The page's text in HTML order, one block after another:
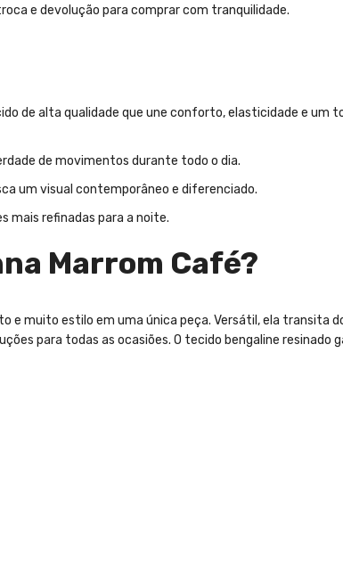
e devolução para comprar com tranquilidade.
de alta qualidade que une conforto, elasticidade e um
de movimentos durante todo o dia.
um visual contemporâneo e diferenciado.
mais refinadas para a noite.
Marrom Café?
e muito estilo em uma única peça. Versátil, ela transita
para todas as ocasiões. O tecido bengaline resinado